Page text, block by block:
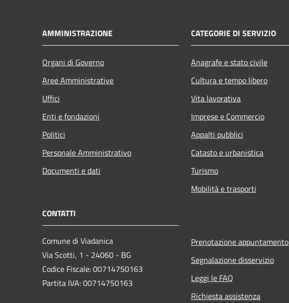
AMMINISTRAZIONE
Organi di Governo
Aree Amministrative
Uffici
Enti e fondazioni
Politici
Personale Amministrativo
Documenti e dati
CATEGORIE DI SERVIZIO
Anagrafe e stato civile
Cultura e tempo libero
Vita lavorativa
Imprese e Commercio
Appalti pubblici
Catasto e urbanistica
Turismo
Mobilità e trasporti
CONTATTI
Comune di Viadanica
Via Scotti, 1 - 24060 - BG
Codice Fiscale: 00714750163
Partita IVA: 00714750163
Prenotazione appuntamento
Segnalazione disservizio
Leggi le FAQ
Richiesta assistenza